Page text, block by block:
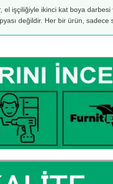
el işçiliğiyle ikinci kat boya
değildir. Her bir ürün, sadece